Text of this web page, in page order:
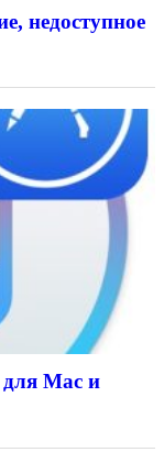
недоступное
Mac и